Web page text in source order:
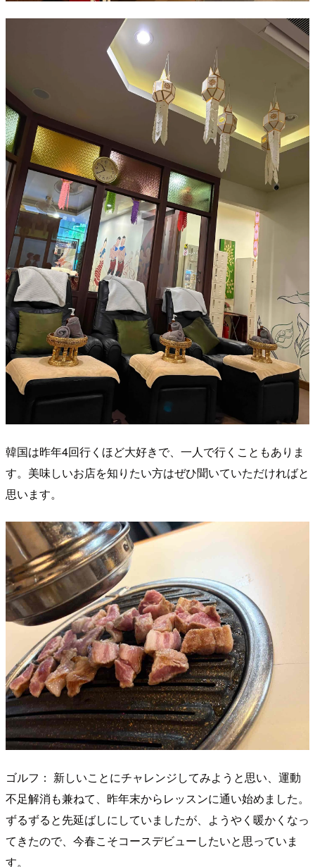
韓国は昨年4回行くほど大好きで、一人で行くこともありま
す。美味しいお店を知りたい方はぜひ聞いていただければと
思います。
ゴルフ： 新しいことにチャレンジしてみようと思い、運動
不足解消も兼ねて、昨年末からレッスンに通い始めました。
ずるずると先延ばしにしていましたが、ようやく暖かくなっ
てきたので、今春こそコースデビューしたいと思っていま
す。